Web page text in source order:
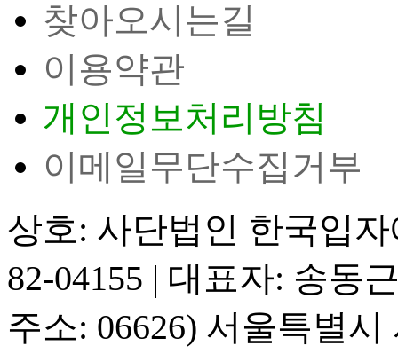
찾아오시는길
이용약관
개인정보처리방침
이메일무단수집거부
상호: 사단법인 한국입
82-04155 | 대표자: 송동
주소: 06626) 서울특별